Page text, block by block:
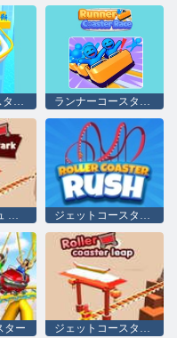
ランナーコースターレース ランナーコースターレース
ター ジェットコースターの跳躍